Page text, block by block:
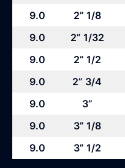
9.0
2” 1/8
9.0
2” 1/32
9.0
2” 1/2
9.0
2” 3/4
9.0
3”
9.0
3” 1/8
9.0
3” 1/2